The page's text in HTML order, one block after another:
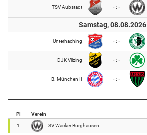
TSV Aubstadt - : -
Samstag, 08.08.2026
Unterhaching - : -
DJK Vilzing - : -
B. München II - : -
Pl Verein
1 SV Wacker Burghausen